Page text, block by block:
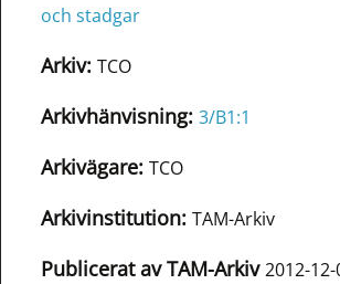
och stadgar
Arkiv: TCO
Arkivhänvisning: 3/B1:1
Arkivägare: TCO
Arkivinstitution: TAM-Arkiv
Publicerat av TAM-Arkiv2012-